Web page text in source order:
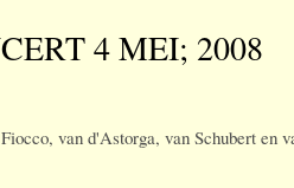
4 MEI; 2008
van d'Astorga, van Schubert en